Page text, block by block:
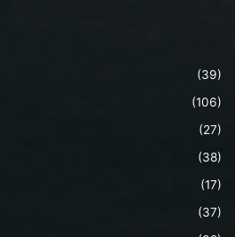
(39)
(106)
(27)
(38)
(17)
(37)